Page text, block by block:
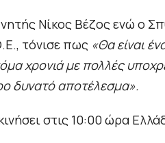
Νίκος Βέζος ενώ ο
τόνισε πως «Θα είναι
χρονιά με πολλές
δυνατό αποτέλεσμα».
στις 10:00 ώρα